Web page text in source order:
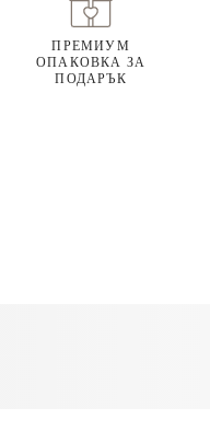
ПРЕМИУМ
ОПАКОВКА ЗА
ПОДАРЪК